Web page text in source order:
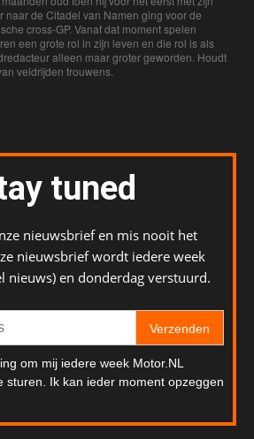
naar de Citadel van Namen ging voor de
cross-GP. Vanaf dat moment spelen
een grote rol in zijn leven en die rol is als
alleen maar groter geworden. Houdt
veldrijden trouwens.
tuned
nieuwsbrief en mis nooit het
nieuwsbrief wordt iedere week
nieuws) en donderdag verstuurd.
Verzenden
om mij iedere week Motor.NL
sturen. Ik kan ieder moment opzeggen